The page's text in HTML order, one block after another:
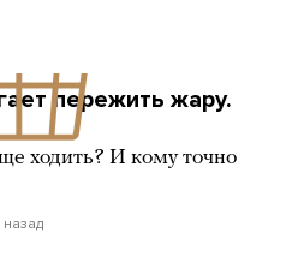
пережить жару.
ходить? И кому точно